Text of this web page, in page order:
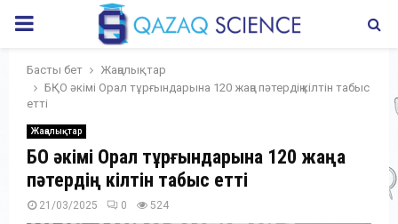
PRIMARY
MENU
Басты бет
Жаңалықтар
БҚО әкімі Орал тұрғындарына 120 жаңа пәтердің кілтін табыс
етті
Жаңалықтар
БҚО әкімі Орал тұрғындарына 120 жаңа
пәтердің кілтін табыс етті
21/03/2025 0 524